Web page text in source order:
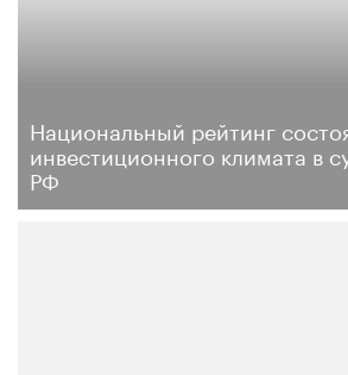
Национальный рейтинг
инвестиционного климата в
РФ